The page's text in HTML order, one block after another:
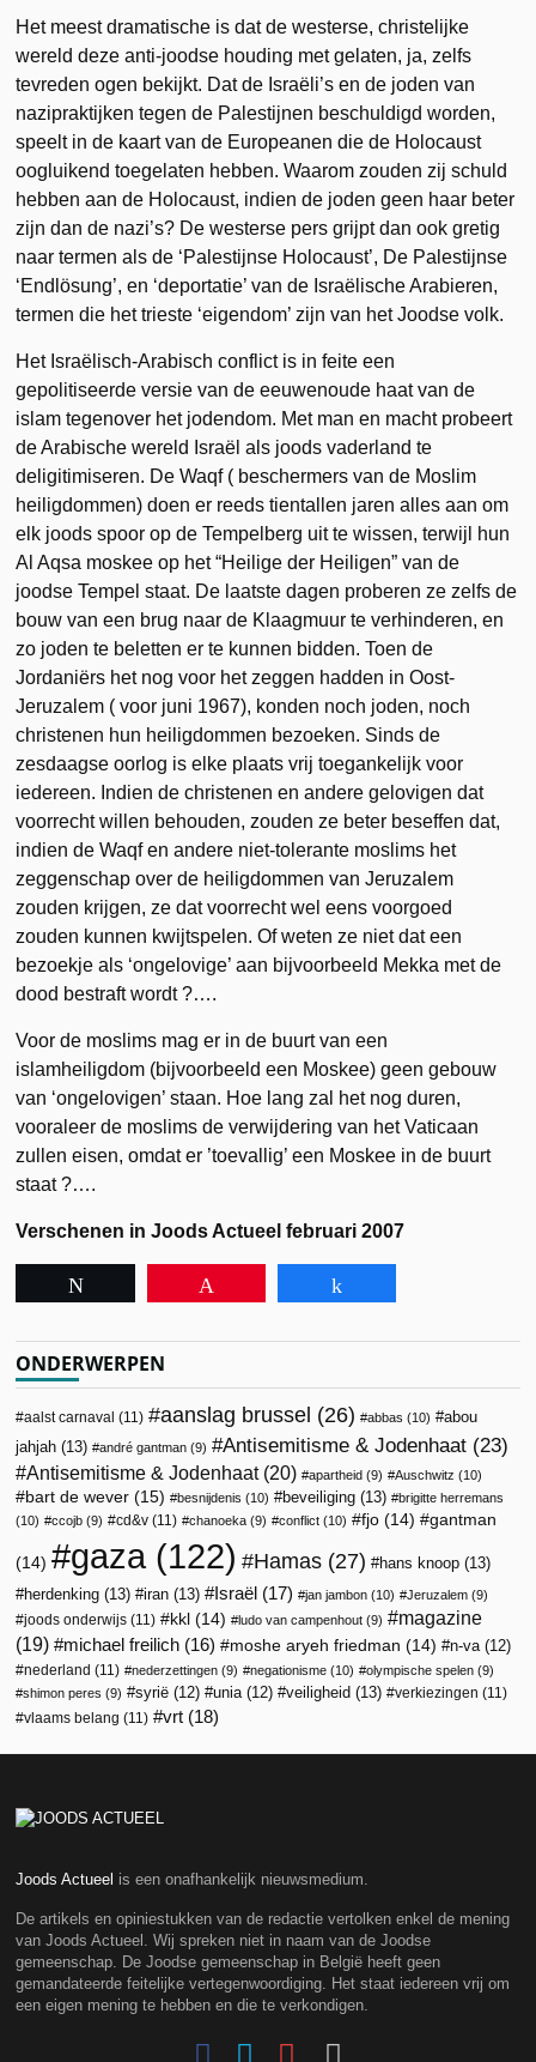
Het meest dramatische is dat de westerse, christelijke
wereld deze anti-joodse houding met gelaten, ja, zelfs
tevreden ogen bekijkt. Dat de Israëli’s en de joden van
nazipraktijken tegen de Palestijnen beschuldigd worden,
speelt in de kaart van de Europeanen die de Holocaust
oogluikend toegelaten hebben. Waarom zouden zij schuld
hebben aan de Holocaust, indien de joden geen haar beter
zijn dan de nazi’s? De westerse pers grijpt dan ook gretig
naar termen als de ‘Palestijnse Holocaust’, De Palestijnse
‘Endlösung’, en ‘deportatie’ van de Israëlische Arabieren,
termen die het trieste ‘eigendom’ zijn van het Joodse volk.
Het Israëlisch-Arabisch conflict is in feite een
gepolitiseerde versie van de eeuwenoude haat van de
islam tegenover het jodendom. Met man en macht probeert
de Arabische wereld Israël als joods vaderland te
deligitimiseren. De Waqf ( beschermers van de Moslim
heiligdommen) doen er reeds tientallen jaren alles aan om
elk joods spoor op de Tempelberg uit te wissen, terwijl hun
Al Aqsa moskee op het “Heilige der Heiligen” van de
joodse Tempel staat. De laatste dagen proberen ze zelfs de
bouw van een brug naar de Klaagmuur te verhinderen, en
zo joden te beletten er te kunnen bidden. Toen de
Jordaniërs het nog voor het zeggen hadden in Oost-
Jeruzalem ( voor juni 1967), konden noch joden, noch
christenen hun heiligdommen bezoeken. Sinds de
zesdaagse oorlog is elke plaats vrij toegankelijk voor
iedereen. Indien de christenen en andere gelovigen dat
voorrecht willen behouden, zouden ze beter beseffen dat,
indien de Waqf en andere niet-tolerante moslims het
zeggenschap over de heiligdommen van Jeruzalem
zouden krijgen, ze dat voorrecht wel eens voorgoed
zouden kunnen kwijtspelen. Of weten ze niet dat een
bezoekje als ‘ongelovige’ aan bijvoorbeeld Mekka met de
dood bestraft wordt ?….
Voor de moslims mag er in de buurt van een
islamheiligdom (bijvoorbeeld een Moskee) geen gebouw
van ‘ongelovigen’ staan. Hoe lang zal het nog duren,
vooraleer de moslims de verwijdering van het Vaticaan
zullen eisen, omdat er ’toevallig’ een Moskee in de buurt
staat ?….
Verschenen in Joods Actueel februari 2007
ONDERWERPEN
aalst carnaval (11) aanslag brussel (26) abbas (10)
abou
jahjah (13) andré gantman (9) Antisemitisme & Jodenhaat (23)
Antisemitisme & Jodenhaat(20) apartheid (9) Auschwitz (10)
bart de wever (15) besnijdenis (10) beveiliging (13)
brigitte herremans
(10)
ccojb (9) cd&v (11) chanoeka (9) conflict (10) fjo (14) gantman
(14) gaza (122) Hamas (27) hans knoop (13)
herdenking (13) iran (13) Israël (17) jan jambon (10) Jeruzalem (9)
joods onderwijs (11) kkl (14) ludo van campenhout (9)
magazine
(19)
michael freilich (16) moshe aryeh friedman (14) n-va (12)
nederland (11) nederzettingen (9) negationisme (10) olympische spelen (9)
shimon peres (9) syrië (12) unia (12) veiligheid (13) verkiezingen (11)
vlaams belang (11) vrt (18)
Joods Actueel is een onafhankelijk nieuwsmedium.
De artikels en opiniestukken van de redactie vertolken enkel de mening
van Joods Actueel. Wij spreken niet in naam van de Joodse
gemeenschap. De Joodse gemeenschap in België heeft geen
gemandateerde feitelijke vertegenwoordiging. Het staat iedereen vrij om
een eigen mening te hebben en die te verkondigen.